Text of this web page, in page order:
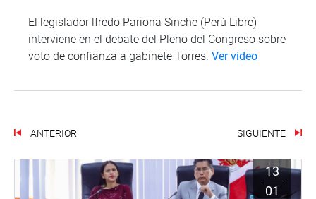
El legislador lfredo Pariona Sinche (Perú Libre)
interviene en el debate del Pleno del Congreso sobre
voto de confianza a gabinete Torres. Ver vídeo
ANTERIOR SIGUIENTE
13
01